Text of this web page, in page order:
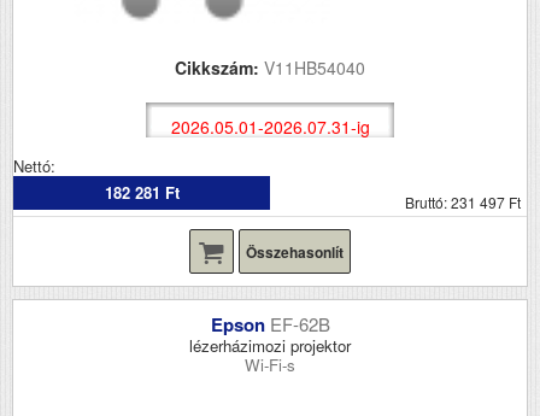
Cikkszám: V11HB54040
2026.05.01-2026.07.31-ig
Nettó:
182 281 Ft
Bruttó: 231 497 Ft
Összehasonlít
Epson EF-62B
lézerházimozi projektor
Wi-Fi-s